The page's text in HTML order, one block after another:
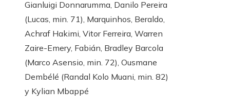
Gianluigi Donnarumma, Danilo Pereira
(Lucas, min. 71), Marquinhos, Beraldo,
Achraf Hakimi, Vitor Ferreira, Warren
Zaire-Emery, Fabián, Bradley Barcola
(Marco Asensio, min. 72), Ousmane
Dembélé (Randal Kolo Muani, min. 82)
y Kylian Mbappé